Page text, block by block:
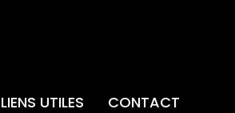
LIENS UTILES CONTACT